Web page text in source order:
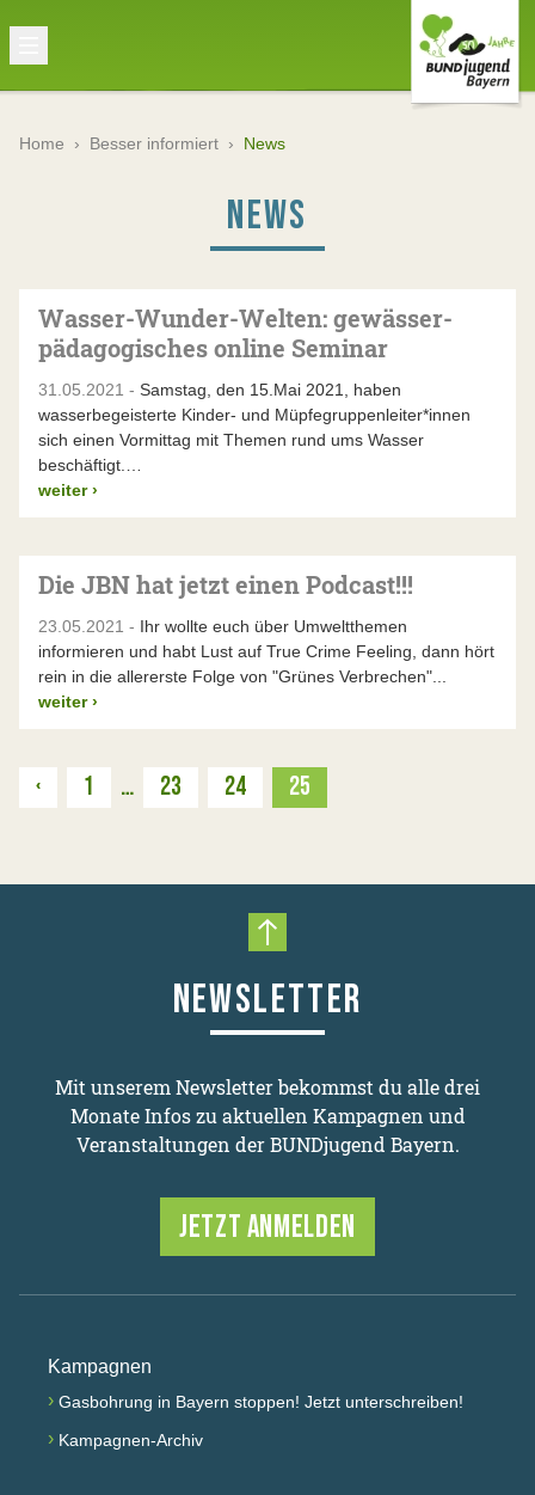
Home › Besser informiert › News
NEWS
Wasser-Wunder-Welten: gewässer-
pädagogisches online Seminar
31.05.2021 - Samstag, den 15.Mai 2021, haben
wasserbegeisterte Kinder- und Müpfegruppenleiter*innen
sich einen Vormittag mit Themen rund ums Wasser
beschäftigt.…
weiter ›
Die JBN hat jetzt einen Podcast!!!
23.05.2021 - Ihr wollte euch über Umweltthemen
informieren und habt Lust auf True Crime Feeling, dann hört
rein in die allererste Folge von "Grünes Verbrechen"...
weiter ›
Zurück
‹ 1 … 23 24 25
Nach oben scrollen
NEWSLETTER
Mit unserem Newsletter bekommst du alle drei
Monate Infos zu aktuellen Kampagnen und
Veranstaltungen der BUNDjugend Bayern.
JETZT ANMELDEN
Kampagnen
› Gasbohrung in Bayern stoppen! Jetzt unterschreiben!
› Kampagnen-Archiv